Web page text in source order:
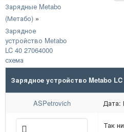
Зарядные Metabo
(Метабо) »
Зарядное
устройство Metabo
LC 40 27064000
схема
Зарядное устройство Metabo LC
ASPetrovich Дата:
Так